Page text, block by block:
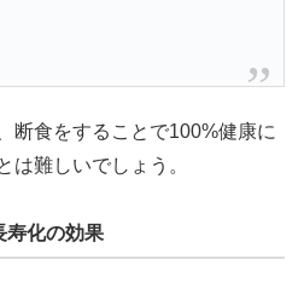
断食をすることで100%健康に
は難しいでしょう。
寿化の効果